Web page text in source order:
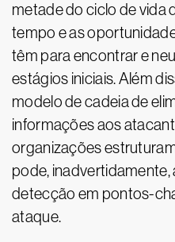
metade do ciclo de vida
tempo e as
têm para encontrar e
estágios iniciais. Além
modelo de cadeia de
informações aos
organizações
pode, inadvertidamente,
detecção em pontos-
ataque.